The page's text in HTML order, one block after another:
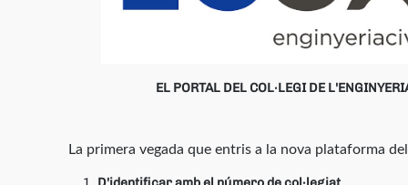
EL PORTAL DEL COL·LEGI DE
La primera vegada que entris a la nova plataforma